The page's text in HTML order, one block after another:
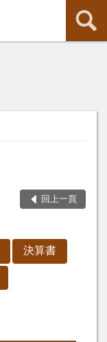
回上一頁
決算書